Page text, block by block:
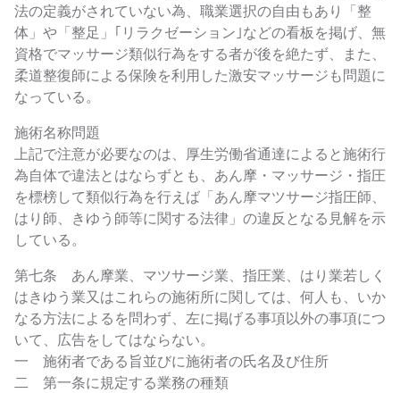
法の定義がされていない為、職業選択の自由もあり「整
体」や「整足」｢リラクゼーション｣などの看板を掲げ、無
資格でマッサージ類似行為をする者が後を絶たず、また、
柔道整復師による保険を利用した激安マッサージも問題に
なっている。
施術名称問題
上記で注意が必要なのは、厚生労働省通達によると施術行
為自体で違法とはならずとも、あん摩・マッサージ・指圧
を標榜して類似行為を行えば「あん摩マツサージ指圧師、
はり師、きゆう師等に関する法律」の違反となる見解を示
している。
第七条 あん摩業、マツサージ業、指圧業、はり業若しく
はきゆう業又はこれらの施術所に関しては、何人も、いか
なる方法によるを問わず、左に掲げる事項以外の事項につ
いて、広告をしてはならない。
一 施術者である旨並びに施術者の氏名及び住所
二 第一条に規定する業務の種類